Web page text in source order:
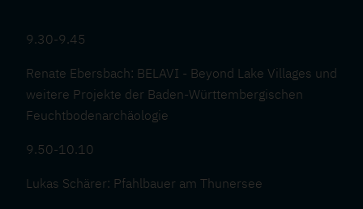
9.30-9.45
Renate Ebersbach: BELAVI - Beyond Lake Villages und
weitere Projekte der Baden-Württembergischen
Feuchtbodenarchäologie
9.50-10.10
Lukas Schärer: Pfahlbauer am Thunersee